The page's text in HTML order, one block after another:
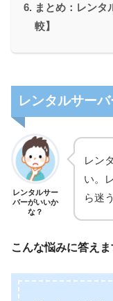
まとめ：レンタ
較】
レンタルサー
レンタルサー
バーがいいか
な？
レン
い。
ら迷
こんな悩みに答えま